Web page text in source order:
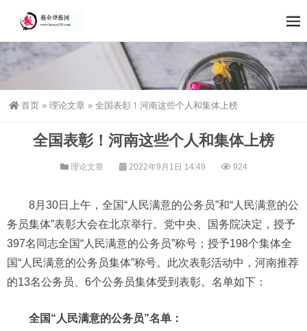
首页 » 理论文章 » 全国表彰！河南这些个人和集体上榜
全国表彰！河南这些个人和集体上榜
理论文章 2022年9月1日 14:49 924
8月30日上午，全国“人民满意的公务员”和“人民满意的公
务员集体”表彰大会在北京举行。党中央、国务院决定，授予
397名同志全国“人民满意的公务员”称号；授予198个集体全
国“人民满意的公务员集体”称号。此次表彰活动中，河南推荐
的13名公务员、6个公务员集体受到表彰。名单如下：
全国“人民满意的公务员”名单：